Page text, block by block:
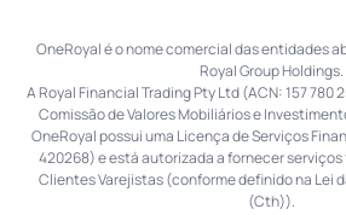
OneRoyal é o nome comercial das entidades
Royal Group Holdings.
A Royal Financial Trading Pty Ltd (ACN: 157 780
Comissão de Valores Mobiliários e
OneRoyal possui uma Licença de Serviços
420268) e está autorizada a fornecer
Clientes Varejistas (conforme definido na Lei
(Cth)).